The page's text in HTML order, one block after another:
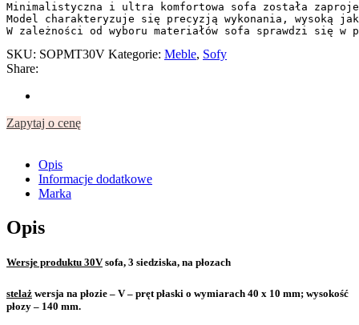
Minimalistyczna i ultra komfortowa sofa została
Model charakteryzuje się precyzją wykonania,
W zależności od wyboru materiałów sofa sprawdzi się w
SKU: SOPMT30V Kategorie: Meble, Sofy
Share:
Zapytaj o cenę
Opis
Informacje dodatkowe
Marka
Opis
Wersje produktu 30Vsofa, 3 siedziska, na płozach
stelaż wersja na płozie – V – pręt płaski o wymiarach 40 x 10 mm; wysokość
płozy – 140 mm.